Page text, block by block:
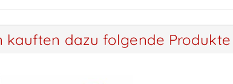
kauften dazu folgende Produkte